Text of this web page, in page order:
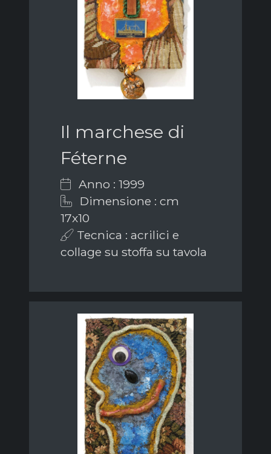
Il marchese di
Féterne
Anno : 1999
Dimensione : cm
17x10
Tecnica : acrilici e
collage su stoffa su tavola